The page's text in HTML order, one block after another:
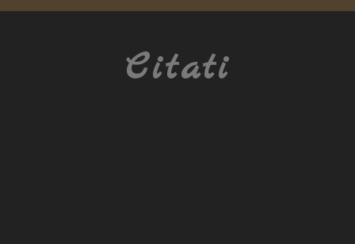
Citati